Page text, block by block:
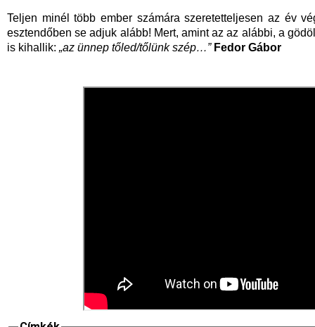
Teljen minél több ember számára szeretetteljesen az év
esztendőben se adjuk alább! Mert, amint az az alábbi, a
is kihallik: „az ünnep tőled/tőlünk szép…” Fedor Gábor